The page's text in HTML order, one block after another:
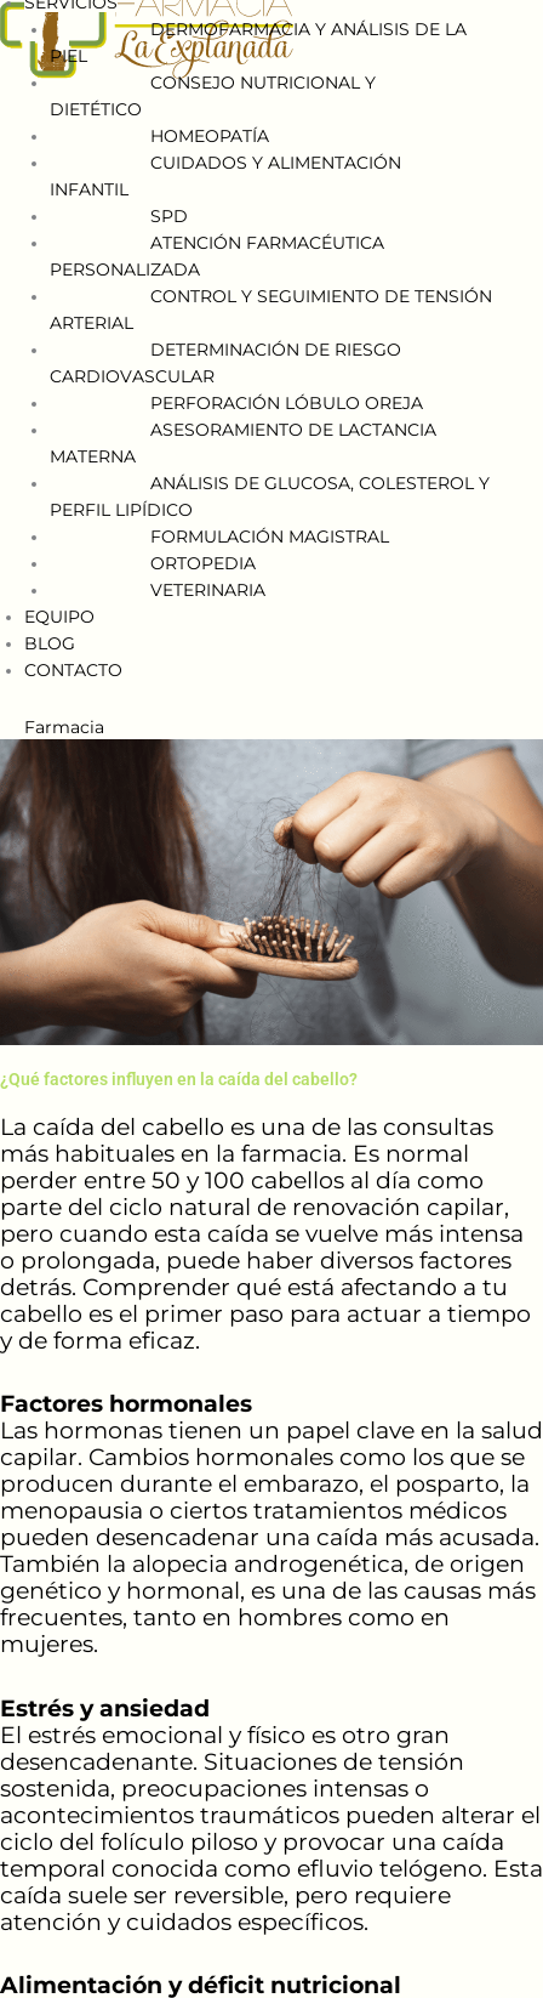
DERMOFARMACIA Y ANÁLISIS DE LA
PIEL
CONSEJO NUTRICIONAL Y
DIETÉTICO
HOMEOPATÍA
CUIDADOS Y ALIMENTACIÓN
INFANTIL
SPD
ATENCIÓN FARMACÉUTICA
PERSONALIZADA
CONTROL Y SEGUIMIENTO DE TENSIÓN
ARTERIAL
DETERMINACIÓN DE RIESGO
CARDIOVASCULAR
PERFORACIÓN LÓBULO OREJA
ASESORAMIENTO DE LACTANCIA
MATERNA
ANÁLISIS DE GLUCOSA, COLESTEROL Y
PERFIL LIPÍDICO
FORMULACIÓN MAGISTRAL
ORTOPEDIA
VETERINARIA
EQUIPO
BLOG
CONTACTO
Farmacia
¿Qué factores influyen en la caída del cabello?
La caída del cabello es una de las consultas
más habituales en la farmacia. Es normal
perder entre 50 y 100 cabellos al día como
parte del ciclo natural de renovación capilar,
pero cuando esta caída se vuelve más intensa
o prolongada, puede haber diversos factores
detrás. Comprender qué está afectando a tu
cabello es el primer paso para actuar a tiempo
y de forma eficaz.
Factores hormonales
Las hormonas tienen un papel clave en la salud
capilar. Cambios hormonales como los que se
producen durante el embarazo, el posparto, la
menopausia o ciertos tratamientos médicos
pueden desencadenar una caída más acusada.
También la alopecia androgenética, de origen
genético y hormonal, es una de las causas más
frecuentes, tanto en hombres como en
mujeres.
Estrés y ansiedad
El estrés emocional y físico es otro gran
desencadenante. Situaciones de tensión
sostenida, preocupaciones intensas o
acontecimientos traumáticos pueden alterar el
ciclo del folículo piloso y provocar una caída
temporal conocida como efluvio telógeno. Esta
caída suele ser reversible, pero requiere
atención y cuidados específicos.
Alimentación y déficit nutricional